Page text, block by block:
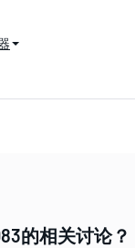
的相关讨论？